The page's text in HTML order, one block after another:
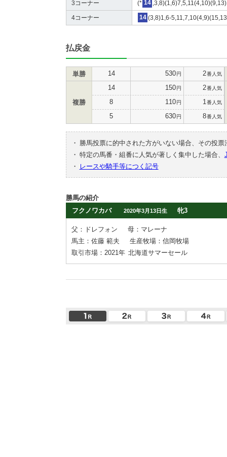
3コーナー (* 14
4コーナー 14 (3,8)1,6-
払戻金
単勝 14 530円 2番人気
複勝
14 150円 2番人気
8 110円 1 番人気
5 630円 8番人気
・
勝馬投票に的中された方がいない場合、その投
・ 特定の馬番・組番に人気が著しく集中した場合、
・
レースや騎手等につく記号
勝馬の紹介
フクノワカバ
2020年3月13日生 牝3
父：ドレフォン
母：マレーナ
馬主：佐藤 範夫
生産牧場：信岡牧場
取引市場：2021年 北海道サマーセール